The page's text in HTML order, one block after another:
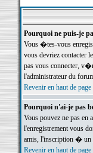
Pourquoi ne puis-je
Vous �tes-vous
vous devriez contacter
pas vous connecter,
l'administrateur du
Revenir en haut de page
Pourquoi n'ai-je pas
Vous pouvez ne pas
l'enregistrement vous
amis, l'inscription � un
Revenir en haut de page